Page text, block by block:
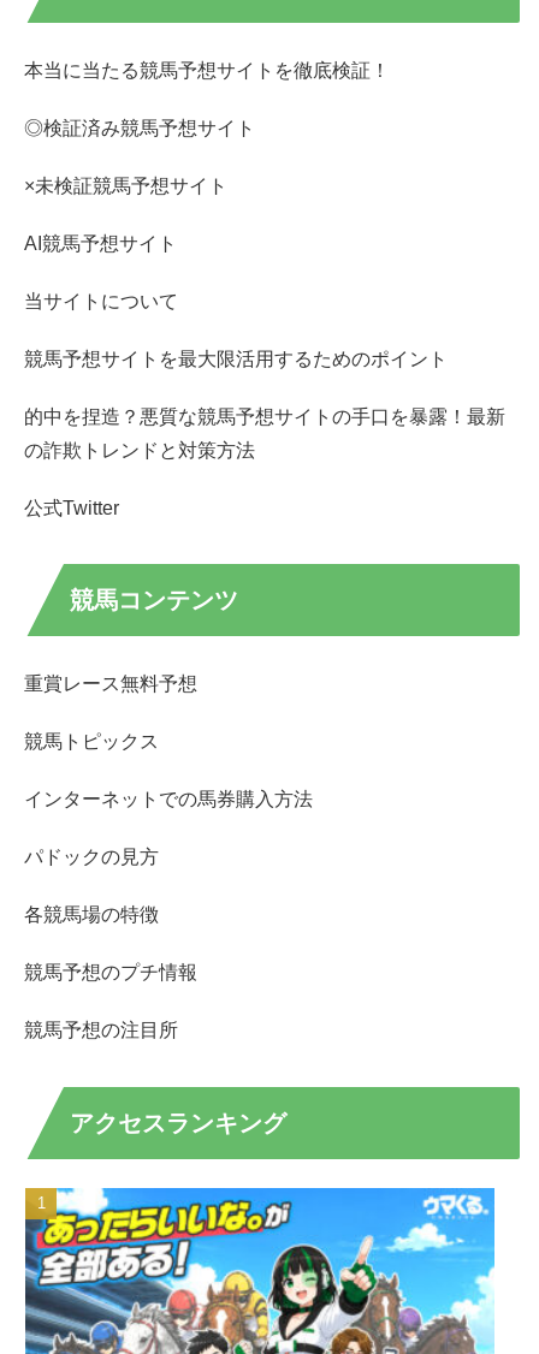
本当に当たる競馬予想サイトを徹底検証！
◎検証済み競馬予想サイト
×未検証競馬予想サイト
AI競馬予想サイト
当サイトについて
競馬予想サイトを最大限活用するためのポイント
的中を捏造？悪質な競馬予想サイトの手口を暴露！最新
の詐欺トレンドと対策方法
公式Twitter
競馬コンテンツ
重賞レース無料予想
競馬トピックス
インターネットでの馬券購入方法
パドックの見方
各競馬場の特徴
競馬予想のプチ情報
競馬予想の注目所
アクセスランキング